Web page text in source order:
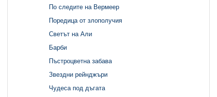
По следите на Вермеер
Поредица от злополучия
Светът на Али
Барби
Пъстроцветна забава
Звездни рейнджъри
Чудеса под дъгата